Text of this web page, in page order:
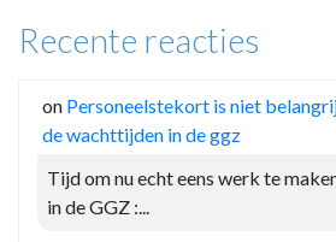
Recente reacties
on Personeelstekort is niet
de wachttijden in de ggz
Tijd om nu echt eens werk te
in de GGZ :...